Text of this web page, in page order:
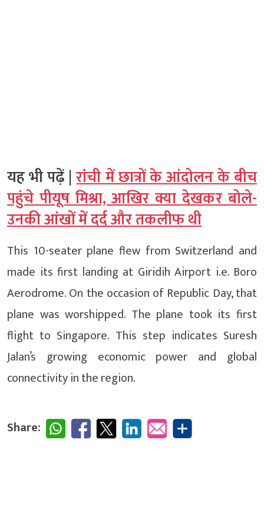
यह भी पढ़ें |रांची में छात्रों के आंदोलन के बीच
पहुंचे पीयूष मिश्रा, आखिर क्या देखकर बोले-
उनकी आंखों में दर्द और तकलीफ थी
This 10-seater plane flew from Switzerland and
made its first landing at Giridih Airport i.e. Boro
Aerodrome. On the occasion of Republic Day, that
plane was worshipped. The plane took its first
flight to Singapore. This step indicates Suresh
Jalan’s growing economic power and global
connectivity in the region.
Share: